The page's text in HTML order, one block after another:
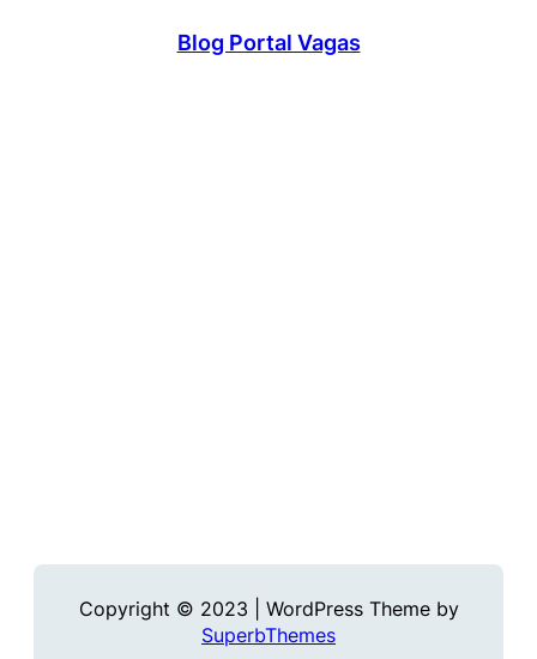
Blog Portal Vagas
Copyright © 2023 | WordPress Theme by
SuperbThemes